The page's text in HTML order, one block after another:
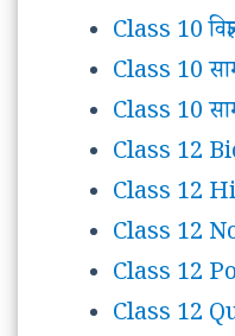
Class 10
Class 10
Class 10
Class 12
Class 12
Class 12
Class 12
Class 12